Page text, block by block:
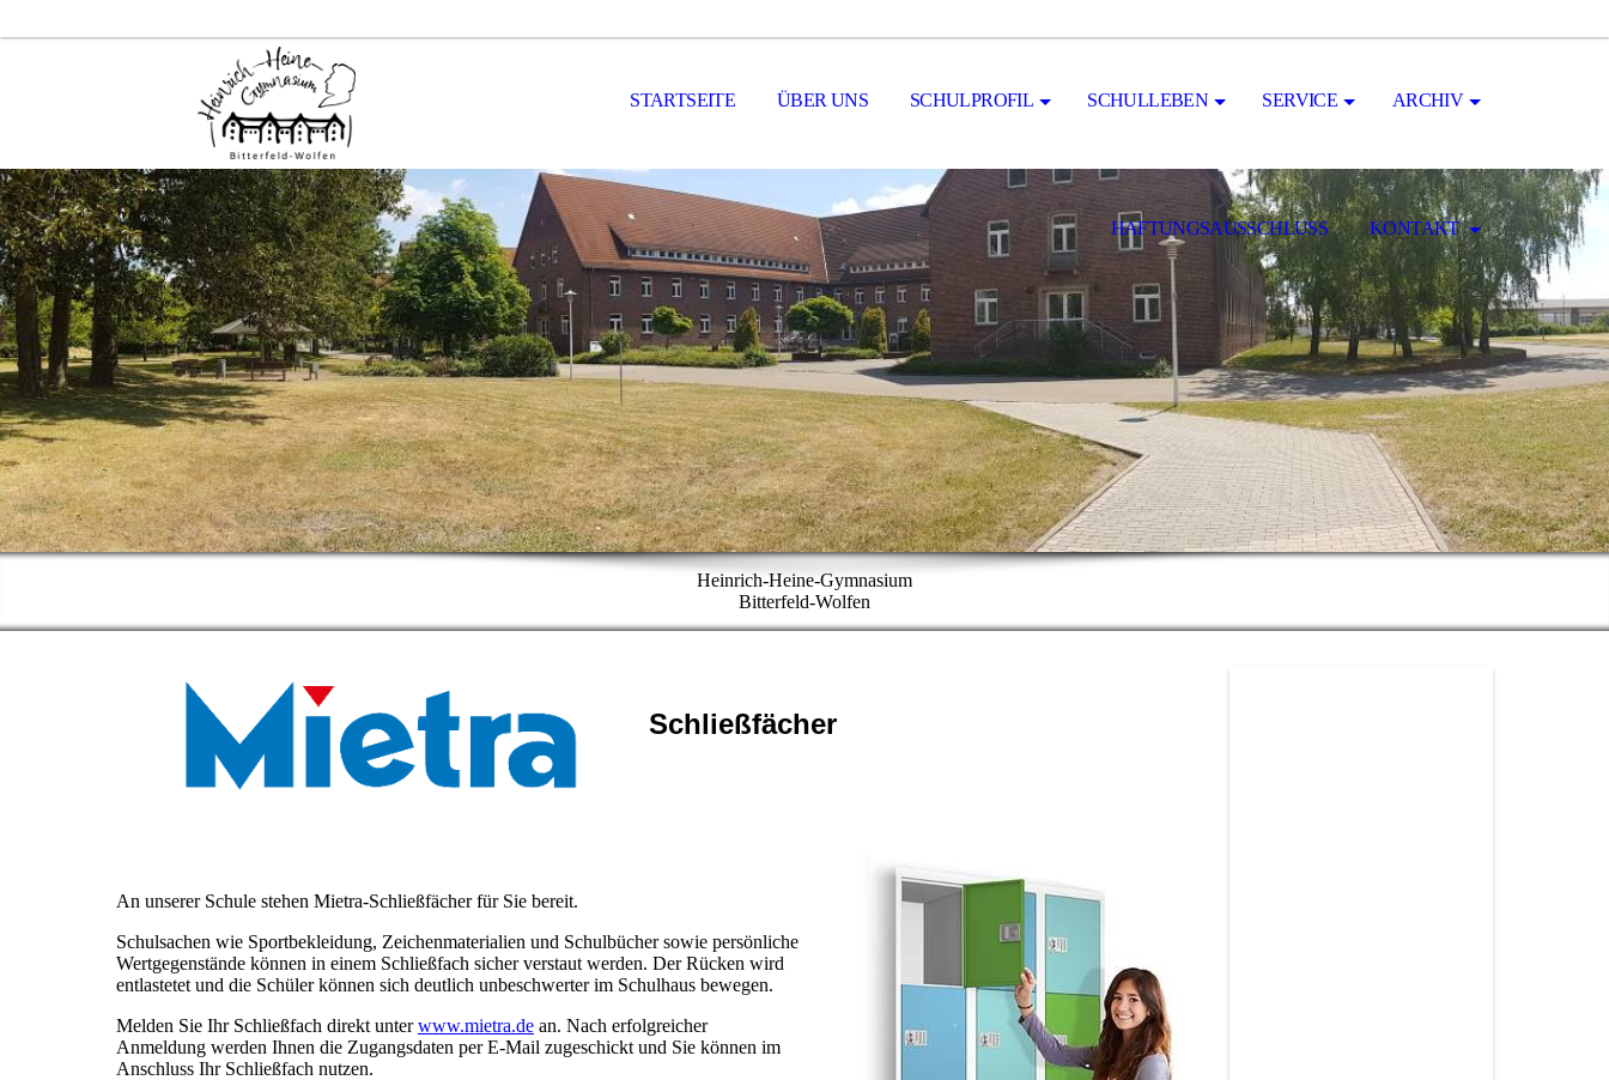
STARTSEITE ÜBER UNS SCHULPROFIL SCHULLEBEN SERVICE ARCHIV
HAFTUNGSAUSSCHLUSS KONTAKT
Heinrich-Heine-Gymnasium
Bitterfeld-Wolfen
Schließfächer
An unserer Schule stehen Mietra-Schließfächer für Sie bereit.
Schulsachen wie Sportbekleidung, Zeichenmaterialien und Schulbücher sowie persönliche
Wertgegenstände können in einem Schließfach sicher verstaut werden. Der Rücken wird
entlastetet und die Schüler können sich deutlich unbeschwerter im Schulhaus bewegen.
Melden Sie Ihr Schließfach direkt unterwww.mietra.de an. Nach erfolgreicher
Anmeldung werden Ihnen die Zugangsdaten per E-Mail zugeschickt und Sie können im
Anschluss Ihr Schließfach nutzen.